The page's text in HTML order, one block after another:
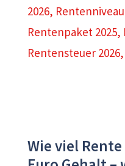
2026,
Rentenpaket 2025,
Rentensteuer 2026,
Wie viel